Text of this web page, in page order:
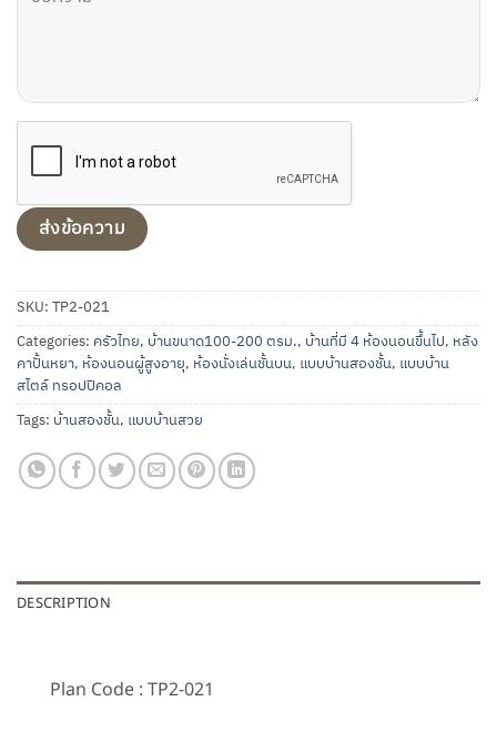
SKU:TP2-021
Categories: ครัวไทย, บ้านขนาด100-200 ตรม., บ้านที่มี 4 ห้องนอนขึ้นไป, หลัง
คาปั้นหยา, ห้องนอนผู้สูงอายุ, ห้องนั่งเล่นชั้นบน, แบบบ้านสองชั้น, แบบบ้าน
สไตล์ ทรอปปิคอล
Tags: บ้านสองชั้น, แบบบ้านสวย
DESCRIPTION
Plan Code : TP2-021